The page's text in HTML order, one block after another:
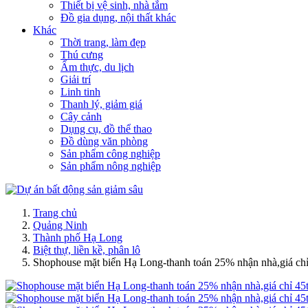
Thiết bị vệ sinh, nhà tắm
Đồ gia dụng, nội thất khác
Khác
Thời trang, làm đẹp
Thú cưng
Ẩm thực, du lịch
Giải trí
Linh tinh
Thanh lý, giảm giá
Cây cảnh
Dụng cụ, đồ thể thao
Đồ dùng văn phòng
Sản phẩm công nghiệp
Sản phẩm nông nghiệp
Trang chủ
Quảng Ninh
Thành phố Hạ Long
Biệt thự, liền kề, phân lô
Shophouse mặt biển Hạ Long-thanh toán 25% nhận nhà,giá